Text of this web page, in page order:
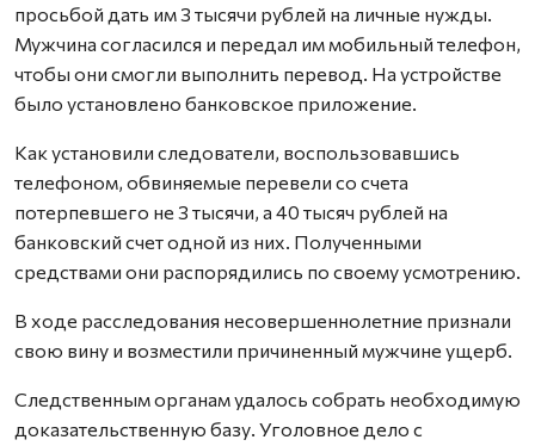
просьбой дать им 3 тысячи рублей на личные нужды.
Мужчина согласился и передал им мобильный телефон,
чтобы они смогли выполнить перевод. На устройстве
было установлено банковское приложение.
Как установили следователи, воспользовавшись
телефоном, обвиняемые перевели со счета
потерпевшего не 3 тысячи, а 40 тысяч рублей на
банковский счет одной из них. Полученными
средствами они распорядились по своему усмотрению.
В ходе расследования несовершеннолетние признали
свою вину и возместили причиненный мужчине ущерб.
Следственным органам удалось собрать необходимую
доказательственную базу. Уголовное дело с